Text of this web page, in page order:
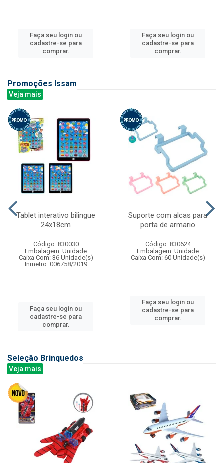
Faça seu login ou
cadastre-se para
comprar.
Faça seu login ou
cadastre-se para
comprar.
Promoções Issam
Veja mais
Tablet interativo bilingue
24x18cm
Código: 830030
Embalagem: Unidade
Caixa Com: 36 Unidade(s)
Inmetro: 006758/2019
Faça seu login ou
cadastre-se para
comprar.
Suporte com alcas para
porta de armario
Código: 830624
Embalagem: Unidade
Caixa Com: 60 Unidade(s)
Faça seu login ou
cadastre-se para
comprar.
Seleção Brinquedos
Veja mais